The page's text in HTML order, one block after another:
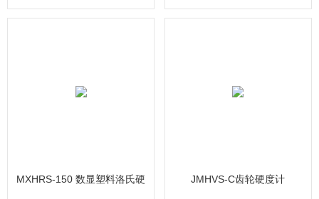
MXHRS-150 数显塑料洛氏硬 JMHVS-C齿轮硬度计